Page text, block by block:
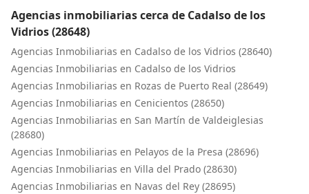
Agencias inmobiliarias cerca de Cadalso de los
Vidrios (28648)
Agencias Inmobiliarias en Cadalso de los Vidrios (28640)
Agencias Inmobiliarias en Cadalso de los Vidrios
Agencias Inmobiliarias en Rozas de Puerto Real (28649)
Agencias Inmobiliarias en Cenicientos (28650)
Agencias Inmobiliarias en San Martín de Valdeiglesias
(28680)
Agencias Inmobiliarias en Pelayos de la Presa (28696)
Agencias Inmobiliarias en Villa del Prado (28630)
Agencias Inmobiliarias en Navas del Rey (28695)